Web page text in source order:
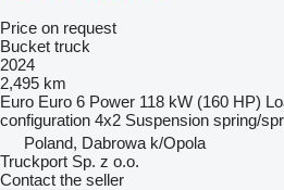
Price on request
Bucket truck
2024
2,495 km
Euro Euro 6 Power 118 kW (160 HP)
configuration 4x2 Suspension spring/
Poland, Dabrowa k/Opola
Truckport Sp. z o.o.
Contact the seller